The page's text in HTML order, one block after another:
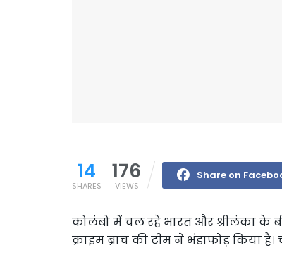
14
SHARES
176
VIEWS
Share on
कोलंबो में चल रहे भारत और श्रीलंका के
क्राइम ब्रांच की टीम ने भंडाफोड़ किया